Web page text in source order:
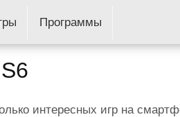
Программы
интересных игр на